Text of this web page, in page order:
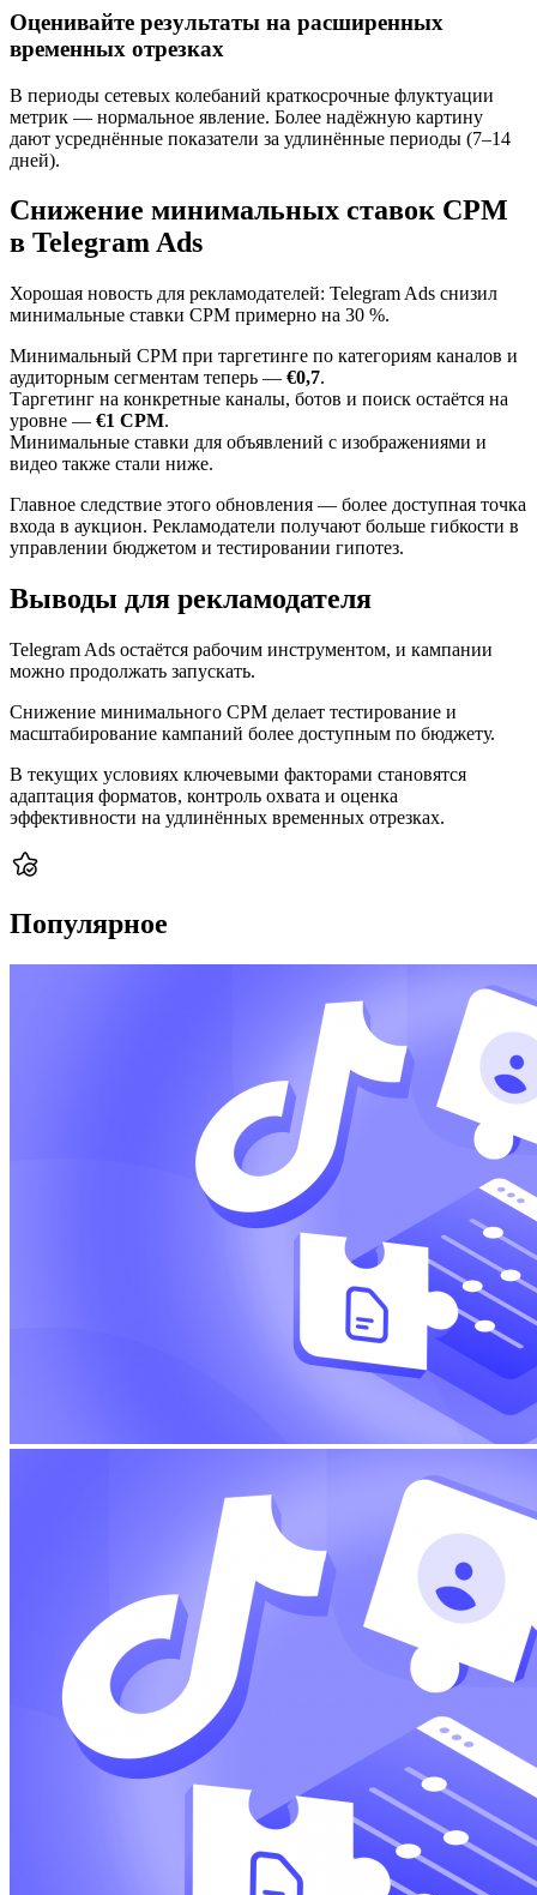
Оценивайте результаты на расширенных
временных отрезках
В периоды сетевых колебаний краткосрочные флуктуации
метрик — нормальное явление. Более надёжную картину
дают усреднённые показатели за удлинённые периоды (7–14
дней).
Снижение минимальных ставок CPM
в Telegram Ads
Хорошая новость для рекламодателей: Telegram Ads снизил
минимальные ставки CPM примерно на 30 %.
Минимальный CPM при таргетинге по категориям каналов и
аудиторным сегментам теперь — €0,7.
Таргетинг на конкретные каналы, ботов и поиск остаётся на
уровне — €1 CPM.
Минимальные ставки для объявлений с изображениями и
видео также стали ниже.
Главное следствие этого обновления — более доступная точка
входа в аукцион. Рекламодатели получают больше гибкости в
управлении бюджетом и тестировании гипотез.
Выводы для рекламодателя
Telegram Ads остаётся рабочим инструментом, и кампании
можно продолжать запускать.
Снижение минимального CPM делает тестирование и
масштабирование кампаний более доступным по бюджету.
В текущих условиях ключевыми факторами становятся
адаптация форматов, контроль охвата и оценка
эффективности на удлинённых временных отрезках.
Популярное